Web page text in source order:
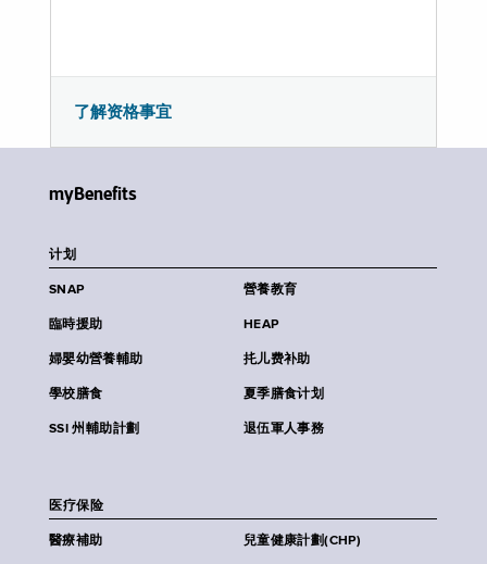
了解资格事宜
myBenefits
计划
SNAP 營養教育
臨時援助 HEAP
婦嬰幼營養輔助 扥儿费补助
學校膳食 夏季膳食计划
SSI 州輔助計劃 退伍軍人事務
医疗保险
醫療補助 兒童健康計劃(CHP)